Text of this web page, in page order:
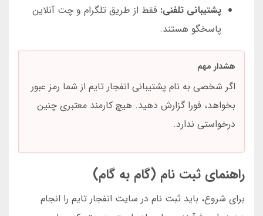
پشتیبانی تلفنی: فقط از طریق تلگرام و چت آنلاین
پاسخگو هستند.
هشدار مهم
اگر شخصی به نام پشتیبانی انفجار تایم از شما رمز عبور
بخواهد، فورا گزارش دهید. هیچ کارمند معتبری چنین
درخواستی ندارد.
راهنمای ثبت نام (گام به گام)
برای شروع، باید ثبت نام در سایت انفجار تایم را انجام